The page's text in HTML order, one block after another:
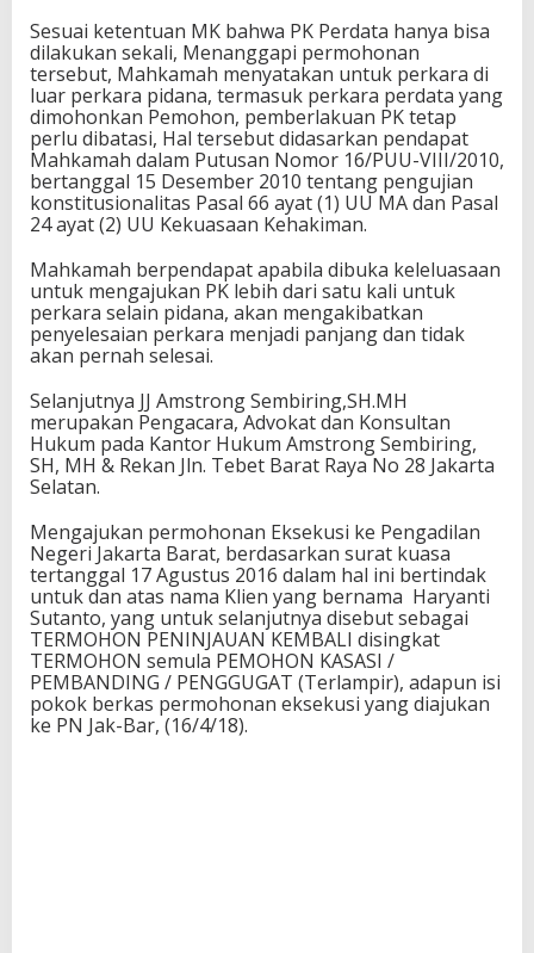
Sesuai ketentuan MK bahwa PK Perdata hanya bisa
dilakukan sekali, Menanggapi permohonan
tersebut, Mahkamah menyatakan untuk perkara di
luar perkara pidana, termasuk perkara perdata yang
dimohonkan Pemohon, pemberlakuan PK tetap
perlu dibatasi, Hal tersebut didasarkan pendapat
Mahkamah dalam Putusan Nomor 16/PUU-VIII/2010,
bertanggal 15 Desember 2010 tentang pengujian
konstitusionalitas Pasal 66 ayat (1) UU MA dan Pasal
24 ayat (2) UU Kekuasaan Kehakiman.
Mahkamah berpendapat apabila dibuka keleluasaan
untuk mengajukan PK lebih dari satu kali untuk
perkara selain pidana, akan mengakibatkan
penyelesaian perkara menjadi panjang dan tidak
akan pernah selesai.
Selanjutnya JJ Amstrong Sembiring,SH.MH
merupakan Pengacara, Advokat dan Konsultan
Hukum pada Kantor Hukum Amstrong Sembiring,
SH, MH & Rekan Jln. Tebet Barat Raya No 28 Jakarta
Selatan.
Mengajukan permohonan Eksekusi ke Pengadilan
Negeri Jakarta Barat, berdasarkan surat kuasa
tertanggal 17 Agustus 2016 dalam hal ini bertindak
untuk dan atas nama Klien yang bernama Haryanti
Sutanto, yang untuk selanjutnya disebut sebagai
TERMOHON PENINJAUAN KEMBALI disingkat
TERMOHON semula PEMOHON KASASI /
PEMBANDING / PENGGUGAT (Terlampir), adapun isi
pokok berkas permohonan eksekusi yang diajukan
ke PN Jak-Bar, (16/4/18).